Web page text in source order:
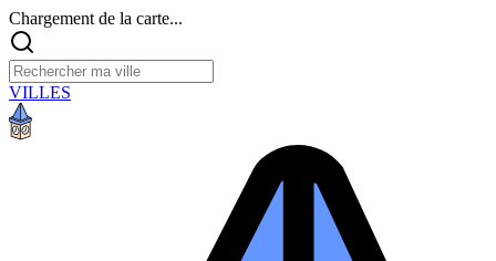
Chargement de la carte...
VILLES